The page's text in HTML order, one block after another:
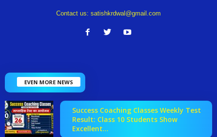
Contact us: satishkrdwal@gmail.com
EVEN MORE NEWS
Success Coaching Classes Weekly Test
Result: Class 10 Students Show
Excellent...